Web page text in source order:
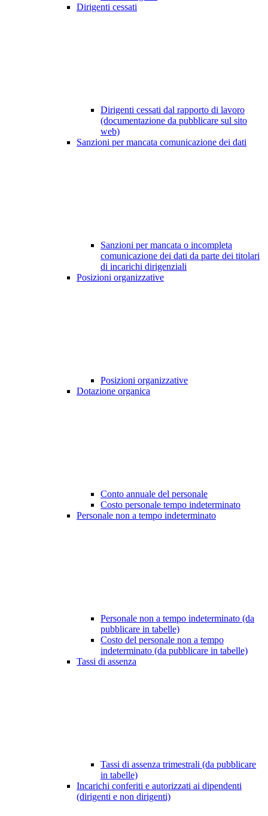
Dirigenti cessati
Dirigenti cessati dal rapporto di lavoro
(documentazione da pubblicare sul sito
web)
Sanzioni per mancata comunicazione dei dati
Sanzioni per mancata o incompleta
comunicazione dei dati da parte dei titolari
di incarichi dirigenziali
Posizioni organizzative
Posizioni organizzative
Dotazione organica
Conto annuale del personale
Costo personale tempo indeterminato
Personale non a tempo indeterminato
Personale non a tempo indeterminato (da
pubblicare in tabelle)
Costo del personale non a tempo
indeterminato (da pubblicare in tabelle)
Tassi di assenza
Tassi di assenza trimestrali (da pubblicare
in tabelle)
Incarichi conferiti e autorizzati ai dipendenti
(dirigenti e non dirigenti)